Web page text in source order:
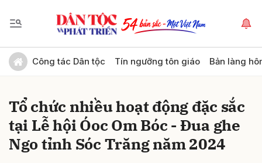
Công tác Dân tộc Tín ngưỡng tôn giáo Bản làng
Tổ chức nhiều hoạt động đặc sắc
tại Lễ hội Óoc Om Bóc - Đua ghe
Ngo tỉnh Sóc Trăng năm 2024
Gửi bình luận